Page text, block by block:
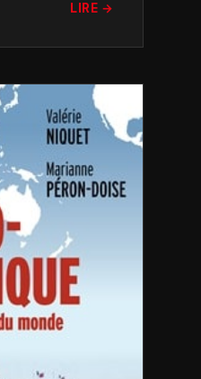
LIRE →